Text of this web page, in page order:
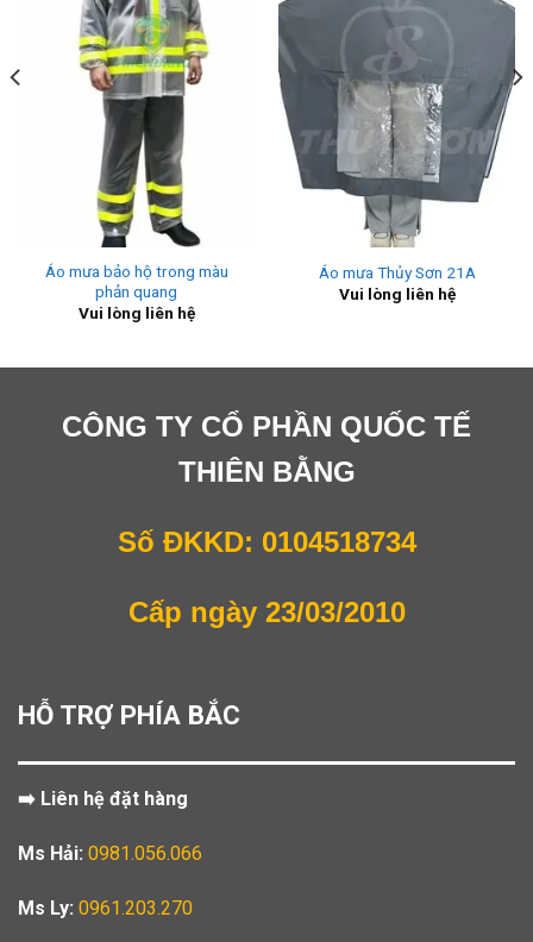
Áo mưa bảo hộ trong màu
phản quang
Vui lòng liên hệ
Áo mưa Thủy Sơn 21A
Vui lòng liên hệ
CÔNG TY CỔ PHẦN QUỐC TẾ
THIÊN BẰNG
Số ĐKKD: 0104518734
Cấp ngày 23/03/2010
HỖ TRỢ PHÍA BẮC
➡️ Liên hệ đặt hàng
Ms Hải: 0981.056.066
Ms Ly: 0961.203.270